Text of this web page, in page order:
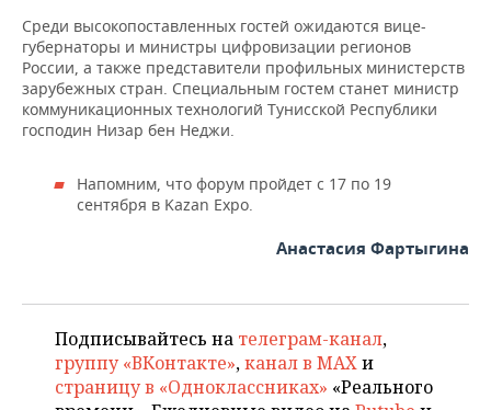
Среди высокопоставленных гостей ожидаются вице-
губернаторы и министры цифровизации регионов
России, а также представители профильных министерств
зарубежных стран. Специальным гостем станет министр
коммуникационных технологий Тунисской Республики
господин Низар бен Неджи.
Напомним, что форум пройдет с 17 по 19
сентября в Kazan Expo.
Анастасия Фартыгина
Подписывайтесь на телеграм-канал,
группу «ВКонтакте»,канал в MAXи
страницу в «Одноклассниках» «Реального